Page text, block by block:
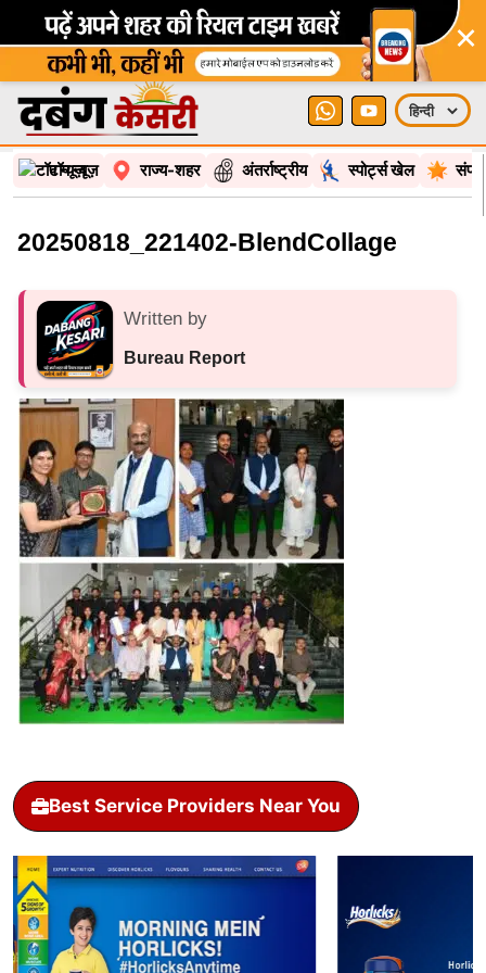
×
टॉप न्यूज़ राज्य-शहर अंतर्राष्ट्रीय स्पोर्ट्स खेल
20250818_221402-BlendCollage
Written by
Bureau Report
Best Service Providers Near You